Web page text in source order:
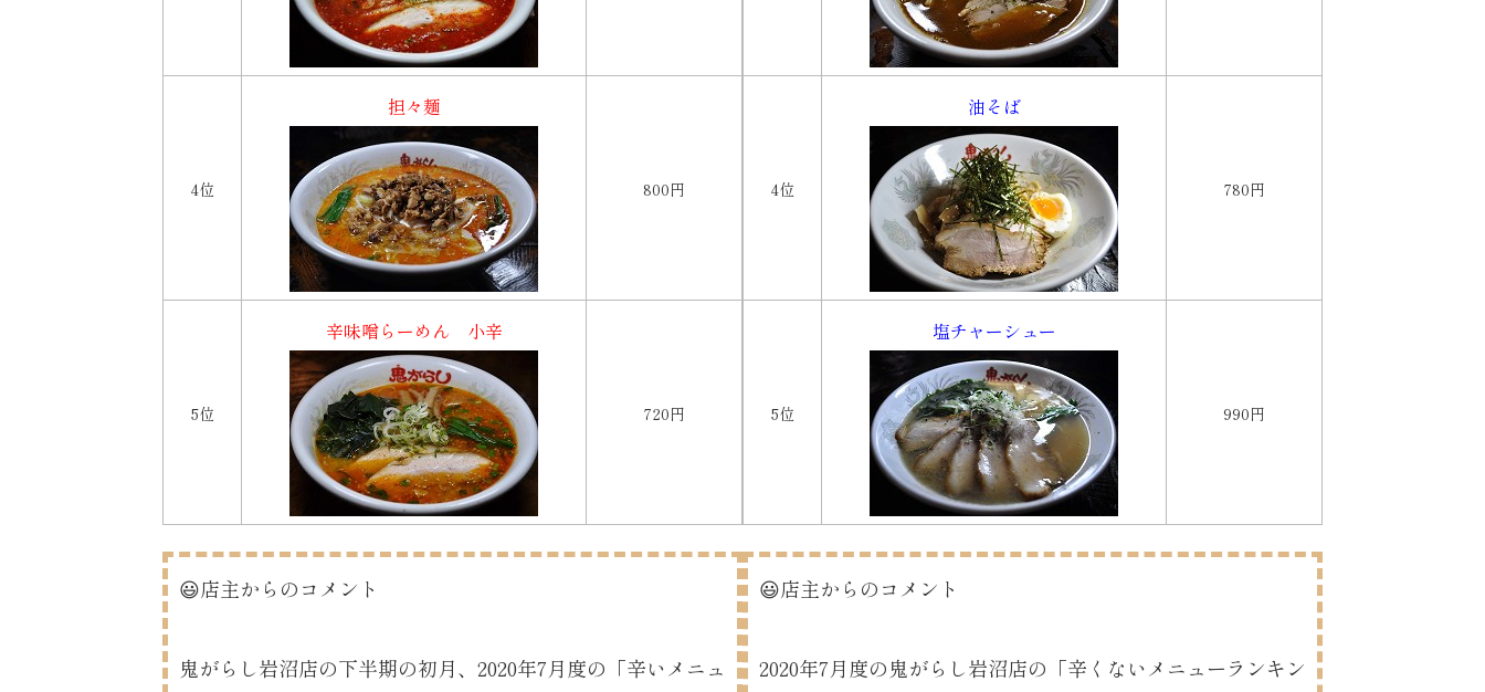
4位
担々麺
800円
5位
辛味噌らーめん 小辛
720円
😃店主からのコメント
鬼がらし岩沼店の下半期の初月、2020年7月度の「辛いメニュ
4位
油そば
780円
5位
塩チャーシュー
990円
😃店主からのコメント
2020年7月度の鬼がらし岩沼店の「辛くないメニューランキン